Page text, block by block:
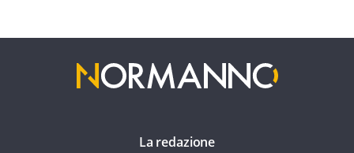
La redazione